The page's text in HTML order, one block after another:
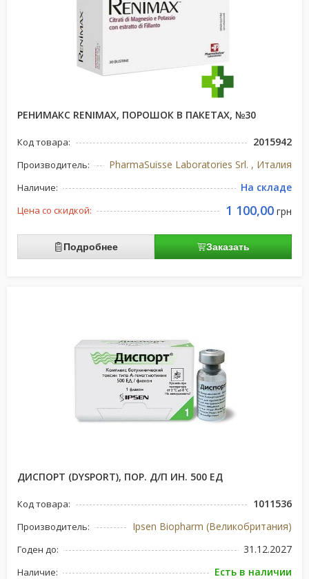
РЕНИМАКС RENIMAX, ПОРОШОК В ПАКЕТАХ, №30
Код товара: 2015942
Производитель: PharmaSuisse Laboratories Srl. , Италия
Наличие: На складе
Цена со скидкой: 1 100,00 грн
Подробнее Заказать
ДИСПОРТ (DYSPORT), ПОР. Д/П ИН. 500 ЕД
Код товара: 1011536
Производитель: Ipsen Biopharm (Великобритания)
Годен до: 31.12.2027
Наличие: Есть в наличии